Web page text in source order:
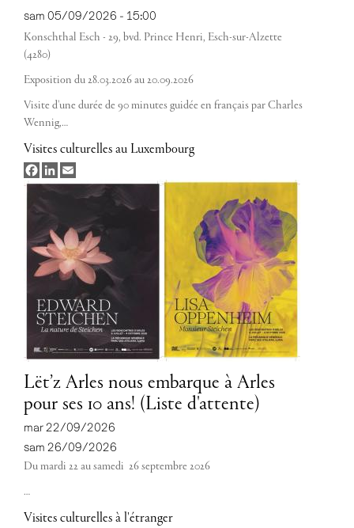
sam 05/09/2026 - 15:00
Konschthal Esch - 29, bvd. Prince Henri, Esch-sur-Alzette
(4280)
Exposition du 28.03.2026 au 20.09.2026
Visite d'une durée de 90 minutes guidée en français par Charles
Wennig,…
Visites culturelles au Luxembourg
FacebookLinkedIn
Lët’z Arles nous embarque à Arles
pour ses 10 ans! (Liste d'attente)
mar 22/09/2026
sam 26/09/2026
Du mardi 22 au samedi 26 septembre 2026
…
Visites culturelles à l'étranger